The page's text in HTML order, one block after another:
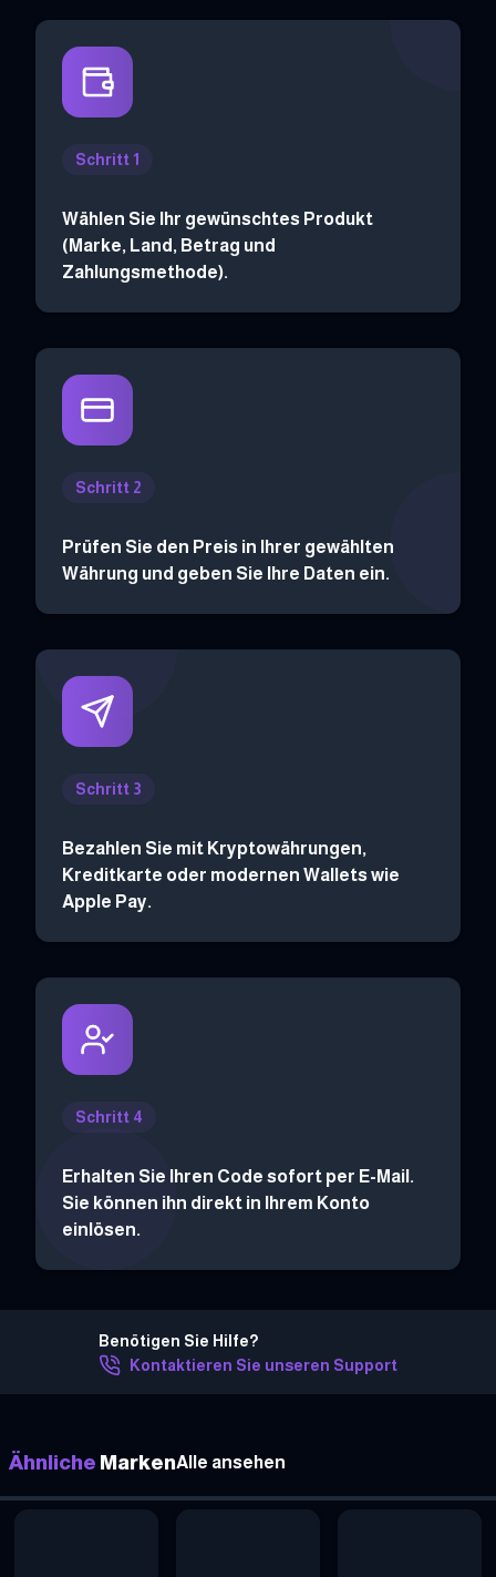
Schritt 1
Wählen Sie Ihr gewünschtes Produkt
(Marke, Land, Betrag und
Zahlungsmethode).
Schritt 2
Prüfen Sie den Preis in Ihrer gewählten
Währung und geben Sie Ihre Daten ein.
Schritt 3
Bezahlen Sie mit Kryptowährungen,
Kreditkarte oder modernen Wallets wie
Apple Pay.
Schritt 4
Erhalten Sie Ihren Code sofort per E-Mail.
Sie können ihn direkt in Ihrem Konto
einlösen.
Benötigen Sie Hilfe?
Kontaktieren Sie unseren Support
Ähnliche MarkenAlle ansehen